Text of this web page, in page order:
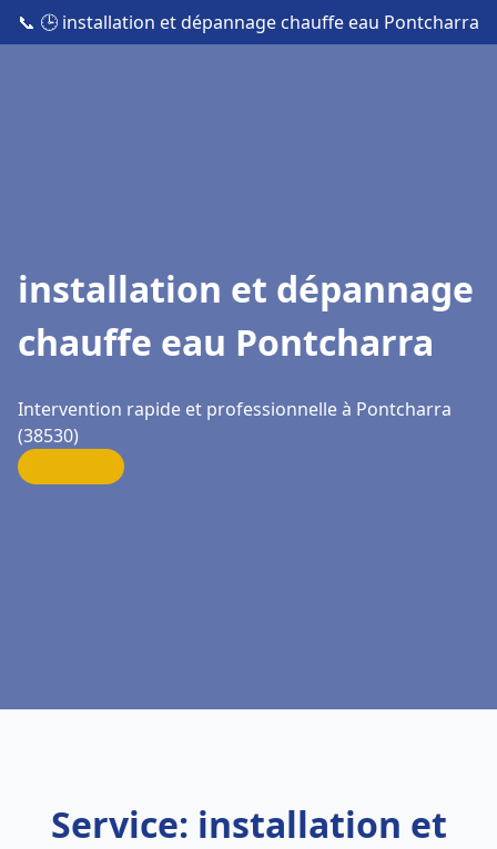
📞 🕒 installation et dépannage chauffe eau Pontcharra
installation et dépannage
chauffe eau Pontcharra
Intervention rapide et professionnelle à Pontcharra
(38530)
Service: installation et